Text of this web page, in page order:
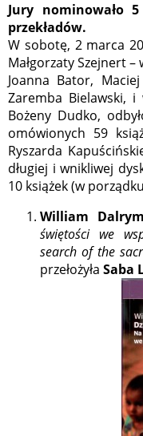
Jury nominowało
przekładów.
W sobotę, 2 marca
Małgorzaty Szejnert –
Joanna Bator,
Zaremba Bielawski,
Bożeny Dudko,
omówionych 59
Ryszarda
długiej i wnikliwej
10 książek (w
William
świętości we
search of the
przełożyła Saba